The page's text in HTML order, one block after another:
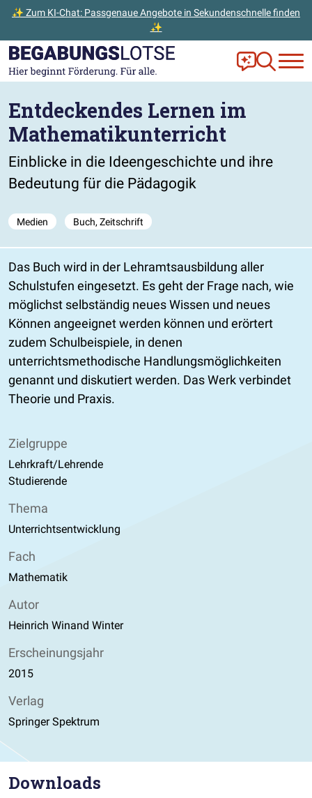
✨ Zum KI-Chat: Passgenaue Angebote in Sekundenschnelle finden
✨
Zum Hauptinhalt der Seite springen
Zur Startseite gehen Frag Ella!
Zur
Entdeckendes Lernen im
Mathematikunterricht
Einblicke in die Ideengeschichte und ihre
Bedeutung für die Pädagogik
Medien Buch, Zeitschrift
Das Buch wird in der Lehramtsausbildung aller
Schulstufen eingesetzt. Es geht der Frage nach, wie
möglichst selbständig neues Wissen und neues
Können angeeignet werden können und erörtert
zudem Schulbeispiele, in denen
unterrichtsmethodische Handlungsmöglichkeiten
genannt und diskutiert werden. Das Werk verbindet
Theorie und Praxis.
Zielgruppe
Lehrkraft/Lehrende
Studierende
Thema
Unterrichtsentwicklung
Fach
Mathematik
Autor
Heinrich Winand Winter
Erscheinungsjahr
2015
Verlag
Springer Spektrum
Downloads